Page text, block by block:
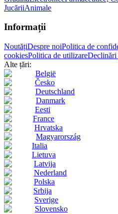
JucăriiAnimale
Informații
NoutățiDespre noiPolitica de
cookiesPolitica de utilizare
Alte țări:
België
Česko
Deutschland
Danmark
Eesti
France
Hrvatska
Magyarország
Italia
Lietuva
Latvija
Nederland
Polska
Srbija
Sverige
Slovensko